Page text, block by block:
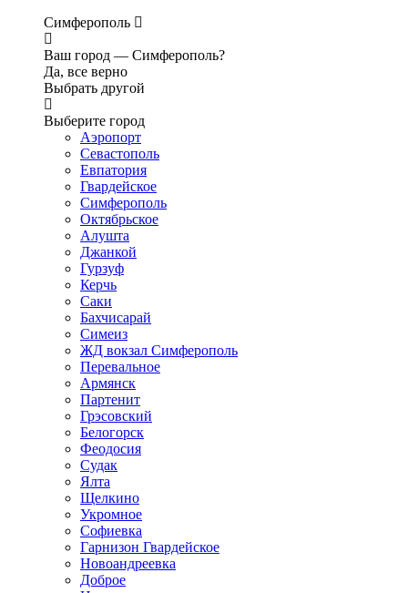
Симферополь
Ваш город — Симферополь?
Да, все верно
Выбрать другой
Выберите город
Аэропорт
Севастополь
Евпатория
Гвардейское
Симферополь
Октябрьское
Алушта
Джанкой
Гурзуф
Керчь
Саки
Бахчисарай
Симеиз
ЖД вокзал Симферополь
Перевальное
Армянск
Партенит
Грэсовский
Белогорск
Феодосия
Судак
Ялта
Щелкино
Укромное
Софиевка
Гарнизон Гвардейское
Новоандреевка
Доброе